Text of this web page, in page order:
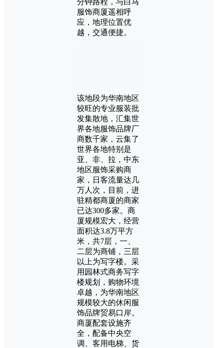
服饰商厦遥相呼
应，地理位置优
越，交通便捷。
该地段为华南地区
较旺的专业服装批
发集散地，汇集世
界各地服饰品牌厂
商数千家，云集了
世界各地特别是
亚、非、拉，中东
地区服饰采购商
家，日客流量达几
万人次，目前，进
驻精都商厦的商家
已达300多家。商
厦规模宏大，经营
面积达3.8万平方
米，共7层，一、
二层为商铺，三层
以上为写字楼。采
用园林式商务写字
楼规划，购物环境
卓越，为华南地区
规模较大的休闲服
饰品牌贸易口岸。
商厦配套设施齐
全，配备中央空
调、客用电梯、货